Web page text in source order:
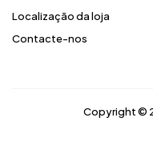
Localização da loja
Contacte-nos
Copyright ©